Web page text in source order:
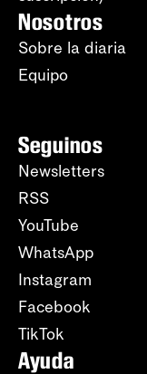
Nosotros
Sobre la diaria
Equipo
Seguinos
Newsletters
RSS
YouTube
WhatsApp
Instagram
Facebook
TikTok
Ayuda